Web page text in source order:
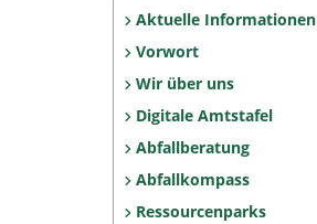
Aktuelle Informationen
Vorwort
Wir über uns
Digitale Amtstafel
Abfallberatung
Abfallkompass
Ressourcenparks